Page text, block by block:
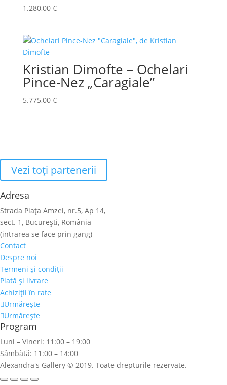
1.280,00 €
Kristian Dimofte – Ochelari
Pince-Nez „Caragiale”
5.775,00 €
Vezi toţi partenerii
Adresa
Strada Piaţa Amzei, nr.5, Ap 14,
sect. 1, Bucureşti, România
(intrarea se face prin gang)
Contact
Despre noi
Termeni şi condiţii
Plată şi livrare
Achiziţii în rate
Urmărește
Urmărește
Program
Luni – Vineri: 11:00 – 19:00
Sâmbătă: 11:00 – 14:00
Alexandra's Gallery © 2019. Toate drepturile rezervate.